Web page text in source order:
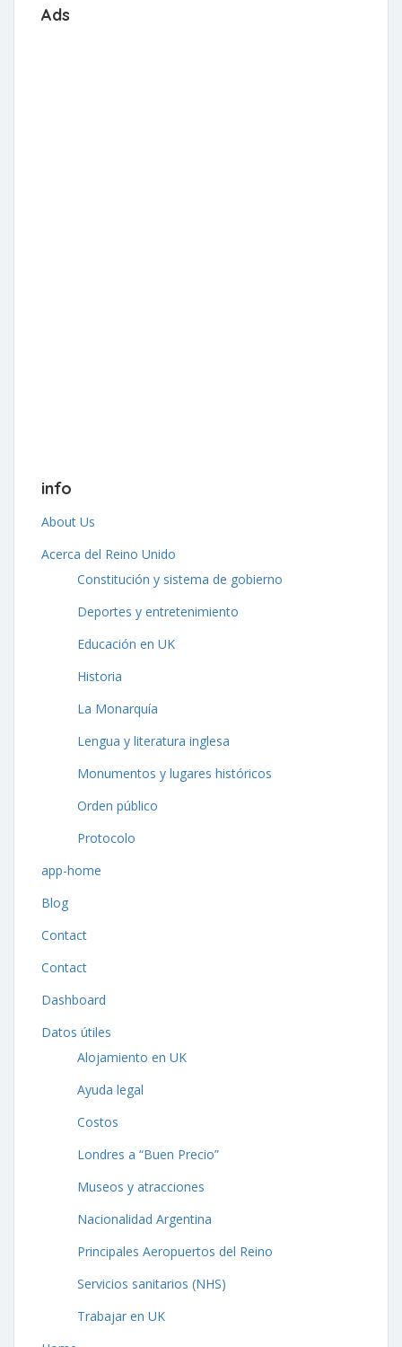
Ads
info
About Us
Acerca del Reino Unido
Constitución y sistema de gobierno
Deportes y entretenimiento
Educación en UK
Historia
La Monarquía
Lengua y literatura inglesa
Monumentos y lugares históricos
Orden público
Protocolo
app-home
Blog
Contact
Contact
Dashboard
Datos útiles
Alojamiento en UK
Ayuda legal
Costos
Londres a “Buen Precio”
Museos y atracciones
Nacionalidad Argentina
Principales Aeropuertos del Reino
Servicios sanitarios (NHS)
Trabajar en UK